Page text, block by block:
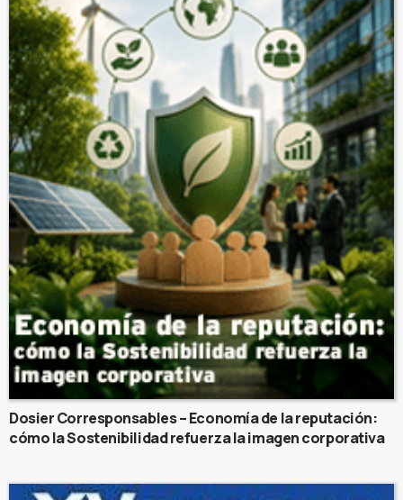
Dosier Corresponsables – Economía de la reputación:
cómo la Sostenibilidad refuerza la imagen corporativa